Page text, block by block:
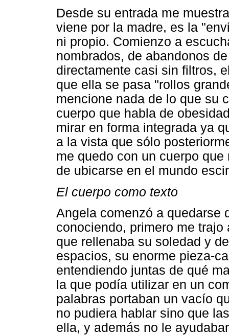
Desde su entrada me
viene por la madre, es la
ni propio. Comienzo a
nombrados, de abandonos
directamente casi sin filtros,
que ella se pasa "rollos
mencione nada de lo que su
cuerpo que habla de
mirar en forma integrada ya
a la vista que sólo
me quedo con un cuerpo
de ubicarse en el mundo
El cuerpo como texto
Angela comenzó a quedarse
conociendo, primero me
que rellenaba su soledad y
espacios, su enorme pieza-
entendiendo juntas de qué
la que podía utilizar en un
palabras portaban un vacío
no pudiera hablar sino que
ella, y además no le